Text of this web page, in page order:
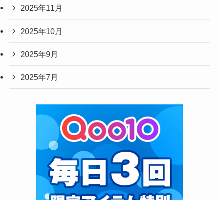
2025年11月
2025年10月
2025年9月
2025年7月